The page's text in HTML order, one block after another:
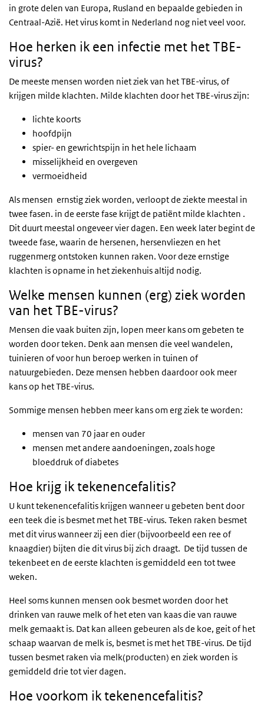
in grote delen van Europa, Rusland en bepaalde gebieden in
Centraal-Azië. Het virus komt in Nederland nog niet veel voor.
Hoe herken ik een infectie met het TBE-
virus?
De meeste mensen worden niet ziek van het TBE-virus, of
krijgen milde klachten. Milde klachten door het TBE-virus zijn:
lichte koorts
hoofdpijn
spier- en gewrichtspijn in het hele lichaam
misselijkheid en overgeven
vermoeidheid
Als mensen ernstig ziek worden, verloopt de ziekte meestal in
twee fasen. in de eerste fase krijgt de patiënt milde klachten .
Dit duurt meestal ongeveer vier dagen. Een week later begint de
tweede fase, waarin de hersenen, hersenvliezen en het
ruggenmerg ontstoken kunnen raken. Voor deze ernstige
klachten is opname in het ziekenhuis altijd nodig.
Welke mensen kunnen (erg) ziek worden
van het TBE-virus?
Mensen die vaak buiten zijn, lopen meer kans om gebeten te
worden door teken. Denk aan mensen die veel wandelen,
tuinieren of voor hun beroep werken in tuinen of
natuurgebieden. Deze mensen hebben daardoor ook meer
kans op het TBE-virus.
Sommige mensen hebben meer kans om erg ziek te worden:
mensen van 70 jaar en ouder
mensen met andere aandoeningen, zoals hoge
bloeddruk of diabetes
Hoe krijg ik tekenencefalitis?
U kunt tekenencefalitis krijgen wanneer u gebeten bent door
een teek die is besmet met het TBE-virus. Teken raken besmet
met dit virus wanneer zij een dier (bijvoorbeeld een ree of
knaagdier) bijten die dit virus bij zich draagt. De tijd tussen de
tekenbeet en de eerste klachten is gemiddeld een tot twee
weken.
Heel soms kunnen mensen ook besmet worden door het
drinken van rauwe melk of het eten van kaas die van rauwe
melk gemaakt is. Dat kan alleen gebeuren als de koe, geit of het
schaap waarvan de melk is, besmet is met het TBE-virus. De tijd
tussen besmet raken via melk(producten) en ziek worden is
gemiddeld drie tot vier dagen.
Hoe voorkom ik tekenencefalitis?